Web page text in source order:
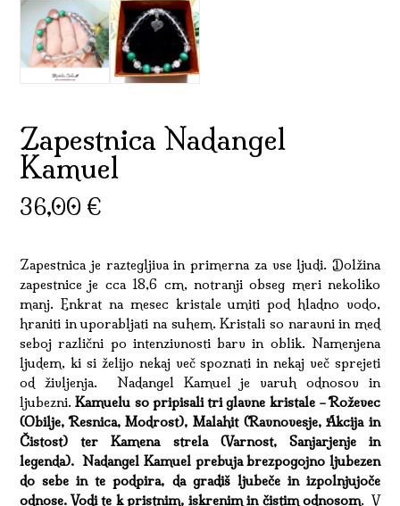
Zapestnica Nadangel
Kamuel
36,00 €
Zapestnica je raztegljiva in primerna za vse ljudi. Dolžina
zapestnice je cca 18,6 cm, notranji obseg meri nekoliko
manj. Enkrat na mesec kristale umiti pod hladno vodo,
hraniti in uporabljati na suhem. Kristali so naravni in med
seboj različni po intenzivnosti barv in oblik. Namenjena
ljudem, ki si želijo nekaj več spoznati in nekaj več sprejeti
od življenja. Nadangel Kamuel je varuh odnosov in
ljubezni.Kamuelu so pripisali tri glavne kristale – Roževec
(Obilje, Resnica, Modrost), Malahit (Ravnovesje, Akcija in
Čistost) ter Kamena strela(Varnost, Sanjarjenje in
legenda).Nadangel Kamuel prebuja brezpogojno ljubezen
do sebe in te podpira, da gradiš ljubeče in izpolnjujoče
odnose. Vodi te k pristnim, iskrenim in čistim odnosom. V